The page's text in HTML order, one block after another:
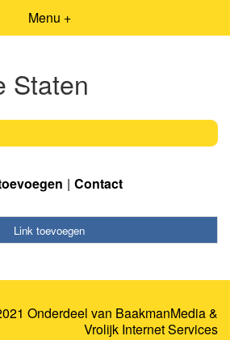
Menu +
Staten
Contact
Link toevoegen
Onderdeel van BaakmanMedia&
Vrolijk Internet Services